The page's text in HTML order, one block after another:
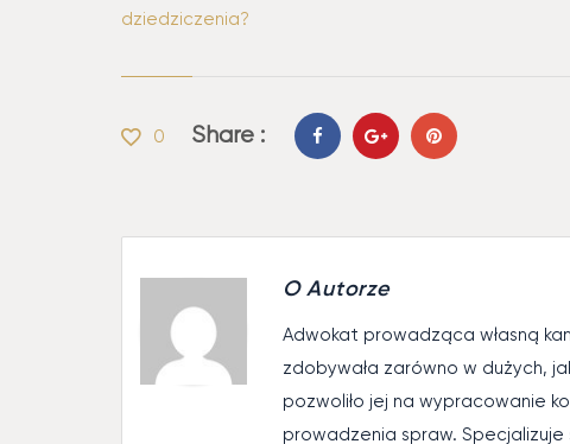
dziedziczenia?
0 Share :
O Autorze
Adwokat prowadząca własną
zdobywała zarówno w dużych,
pozwoliło jej na wypracowanie
prowadzenia spraw.